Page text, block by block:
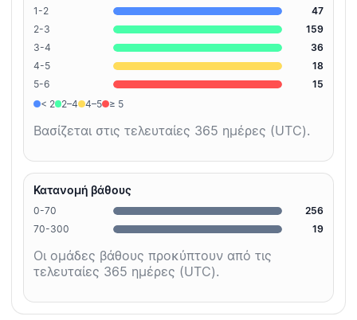
1-2
47
2-3
159
3-4
36
4-5
18
5-6
15
< 2
2–4 4–5 ≥ 5
Βασίζεται στις τελευταίες 365 ημέρες (UTC).
Κατανομή βάθους
0-70
256
70-300
19
Οι ομάδες βάθους προκύπτουν από τις
τελευταίες 365 ημέρες (UTC).